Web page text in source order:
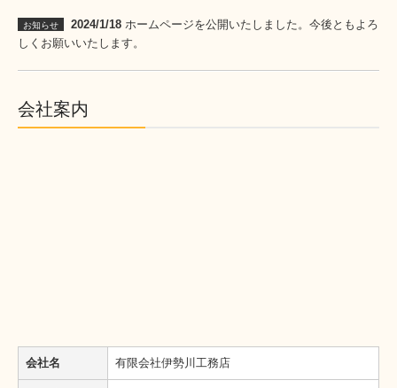
お知らせ 2024/1/18 ホームページを公開いたしました。今後ともよろ
しくお願いいたします。
会社案内
会社名 有限会社伊勢川工務店